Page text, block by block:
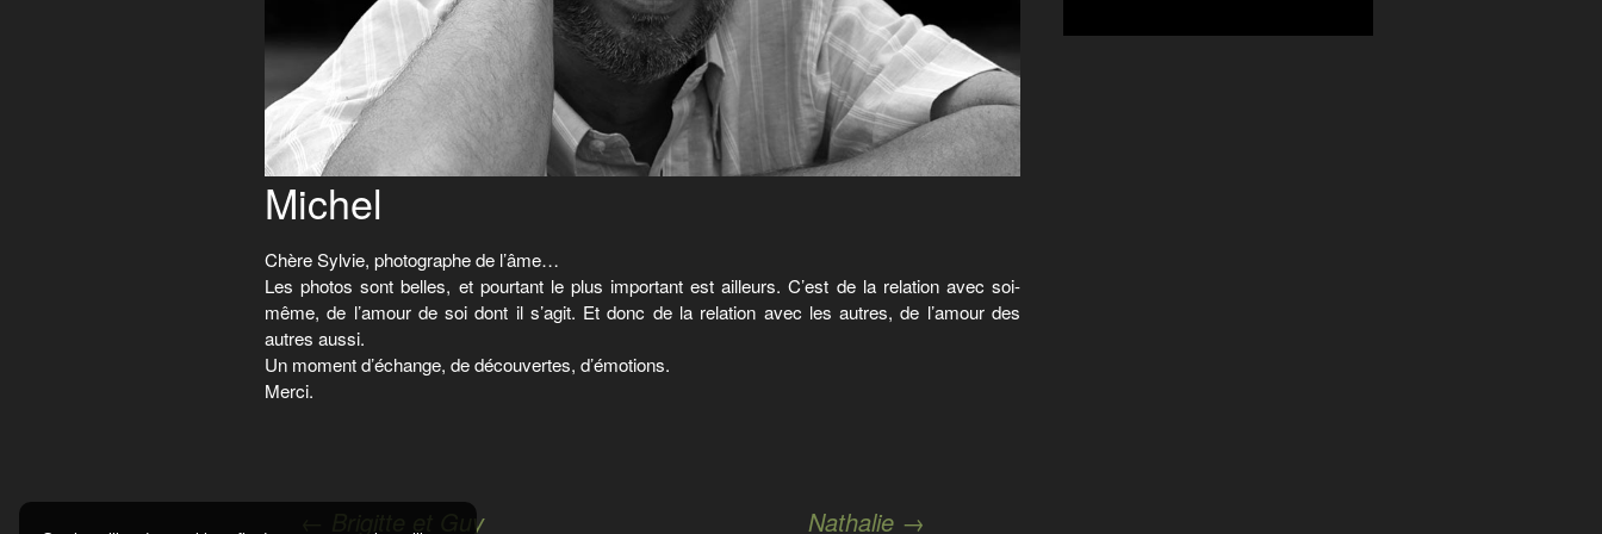
Michel
Chère Sylvie, photographe de l’âme…
Les photos sont belles, et pourtant le plus important est ailleurs. C’est de la relation avec soi-
même, de l’amour de soi dont il s’agit. Et donc de la relation avec les autres, de l’amour des
autres aussi.
Un moment d’échange, de découvertes, d’émotions.
Merci.
Brigitte et Guy Nathalie →